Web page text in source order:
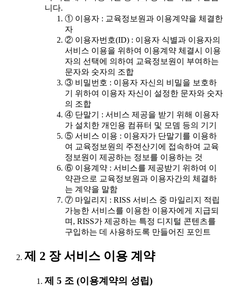
니다.
① 이용자 : 교육정보원과 이용계약을 체결한
자
② 이용자번호(ID) : 이용자 식별과 이용자의
서비스 이용을 위하여 이용계약 체결시 이용
자의 선택에 의하여 교육정보원이 부여하는
문자와 숫자의 조합
③ 비밀번호 : 이용자 자신의 비밀을 보호하
기 위하여 이용자 자신이 설정한 문자와 숫자
의 조합
④ 단말기 : 서비스 제공을 받기 위해 이용자
가 설치한 개인용 컴퓨터 및 모뎀 등의 기기
⑤ 서비스 이용 : 이용자가 단말기를 이용하
여 교육정보원의 주전산기에 접속하여 교육
정보원이 제공하는 정보를 이용하는 것
⑥ 이용계약 : 서비스를 제공받기 위하여 이
약관으로 교육정보원과 이용자간의 체결하
는 계약을 말함
⑦ 마일리지 : RISS 서비스 중 마일리지 적립
가능한 서비스를 이용한 이용자에게 지급되
며, RISS가 제공하는 특정 디지털 콘텐츠를
구입하는 데 사용하도록 만들어진 포인트
제 2 장 서비스 이용 계약
제 5 조 (이용계약의 성립)